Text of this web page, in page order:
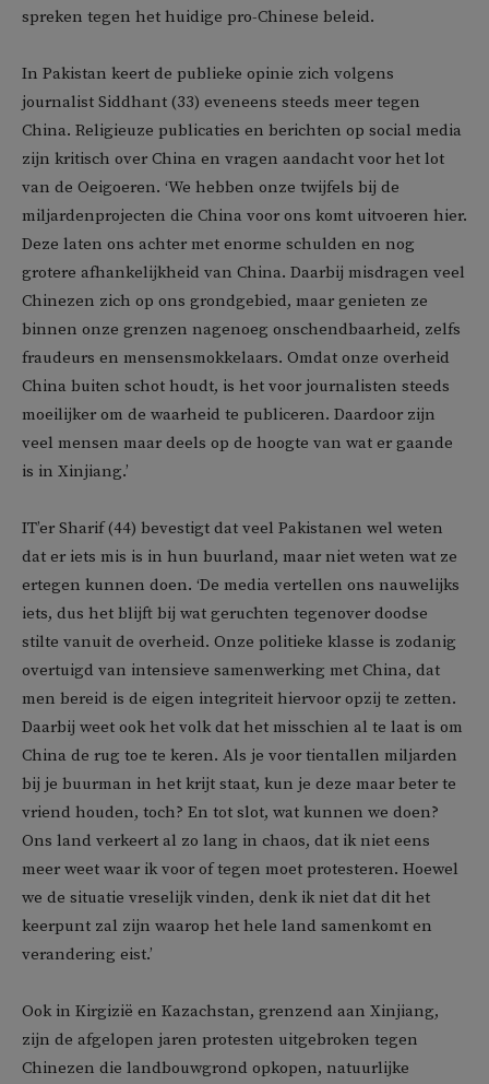
spreken tegen het huidige pro-Chinese beleid.
In Pakistan keert de publieke opinie zich volgens
journalist Siddhant (33) eveneens steeds meer tegen
China. Religieuze publicaties en berichten op social media
zijn kritisch over China en vragen aandacht voor het lot
van de Oeigoeren. ‘We hebben onze twijfels bij de
miljardenprojecten die China voor ons komt uitvoeren hier.
Deze laten ons achter met enorme schulden en nog
grotere afhankelijkheid van China. Daarbij misdragen veel
Chinezen zich op ons grondgebied, maar genieten ze
binnen onze grenzen nagenoeg onschendbaarheid, zelfs
fraudeurs en mensensmokkelaars. Omdat onze overheid
China buiten schot houdt, is het voor journalisten steeds
moeilijker om de waarheid te publiceren. Daardoor zijn
veel mensen maar deels op de hoogte van wat er gaande
is in Xinjiang.’
IT’er Sharif (44) bevestigt dat veel Pakistanen wel weten
dat er iets mis is in hun buurland, maar niet weten wat ze
ertegen kunnen doen. ‘De media vertellen ons nauwelijks
iets, dus het blijft bij wat geruchten tegenover doodse
stilte vanuit de overheid. Onze politieke klasse is zodanig
overtuigd van intensieve samenwerking met China, dat
men bereid is de eigen integriteit hiervoor opzij te zetten.
Daarbij weet ook het volk dat het misschien al te laat is om
China de rug toe te keren. Als je voor tientallen miljarden
bij je buurman in het krijt staat, kun je deze maar beter te
vriend houden, toch? En tot slot, wat kunnen we doen?
Ons land verkeert al zo lang in chaos, dat ik niet eens
meer weet waar ik voor of tegen moet protesteren. Hoewel
we de situatie vreselijk vinden, denk ik niet dat dit het
keerpunt zal zijn waarop het hele land samenkomt en
verandering eist.’
Ook in Kirgizië en Kazachstan, grenzend aan Xinjiang,
zijn de afgelopen jaren protesten uitgebroken tegen
Chinezen die landbouwgrond opkopen, natuurlijke